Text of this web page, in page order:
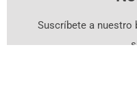
Suscríbete a nuestro